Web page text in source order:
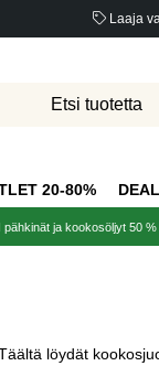
Laaja
20-80%
pähkinät ja kookosöljyt 50
löydät